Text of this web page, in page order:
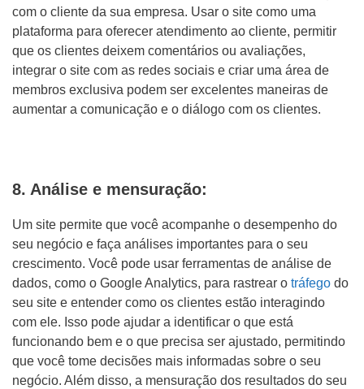
com o cliente da sua empresa. Usar o site como uma
plataforma para oferecer atendimento ao cliente, permitir
que os clientes deixem comentários ou avaliações,
integrar o site com as redes sociais e criar uma área de
membros exclusiva podem ser excelentes maneiras de
aumentar a comunicação e o diálogo com os clientes.
8. Análise e mensuração:
Um site permite que você acompanhe o desempenho do
seu negócio e faça análises importantes para o seu
crescimento. Você pode usar ferramentas de análise de
dados, como o Google Analytics, para rastrear o tráfego do
seu site e entender como os clientes estão interagindo
com ele. Isso pode ajudar a identificar o que está
funcionando bem e o que precisa ser ajustado, permitindo
que você tome decisões mais informadas sobre o seu
negócio. Além disso, a mensuração dos resultados do seu